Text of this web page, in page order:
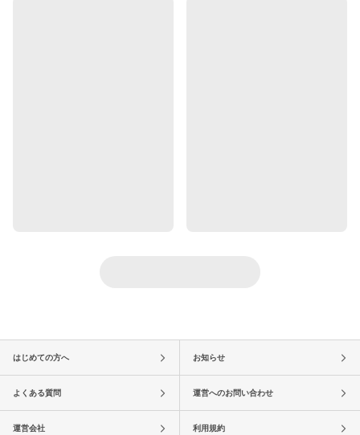
はじめての方へ お知らせ
よくある質問 運営へのお問い合わせ
運営会社 利用規約